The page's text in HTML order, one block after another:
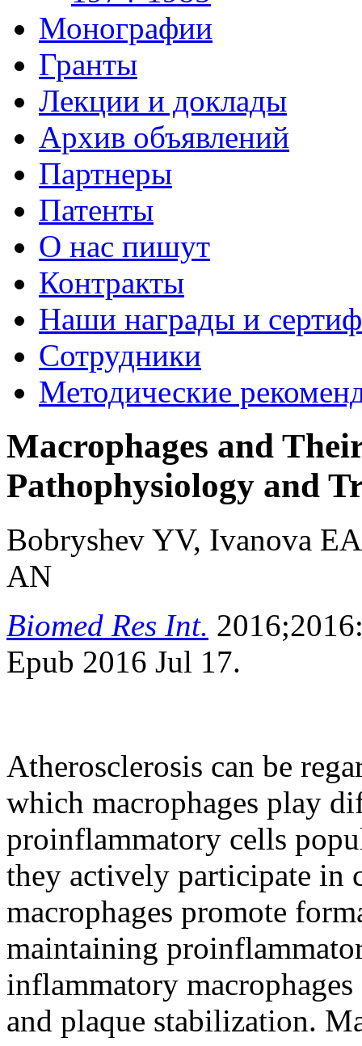
Монографии
Гранты
Лекции и доклады
Архив объявлений
Партнеры
Патенты
О нас пишут
Контракты
Наши награды и
Сотрудники
Методические
Macrophages and
Pathophysiology and
Bobryshev YV, Ivanova
AN
Biomed Res Int.
Epub 2016 Jul 17.
Atherosclerosis can be
which macrophages play
proinflammatory cells
they actively participate in
macrophages promote
maintaining
inflammatory
and plaque stabilization.